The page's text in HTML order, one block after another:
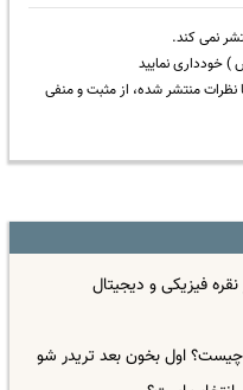
نمی کند.
) خودداری نمایید
منتشر شده، از مثبت و منفی
فیزیکی و دیجیتال
اول بخون بعد تریدر شو